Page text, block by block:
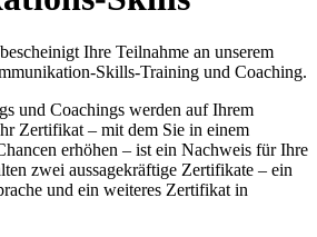
Ihre Teilnahme an unserem
Skills-Training und Coaching.
und Coachings werden auf Ihrem
Zertifikat – mit dem Sie in einem
erhöhen – ist ein Nachweis für Ihre
zwei aussagekräftige Zertifikate – ein
und ein weiteres Zertifikat in